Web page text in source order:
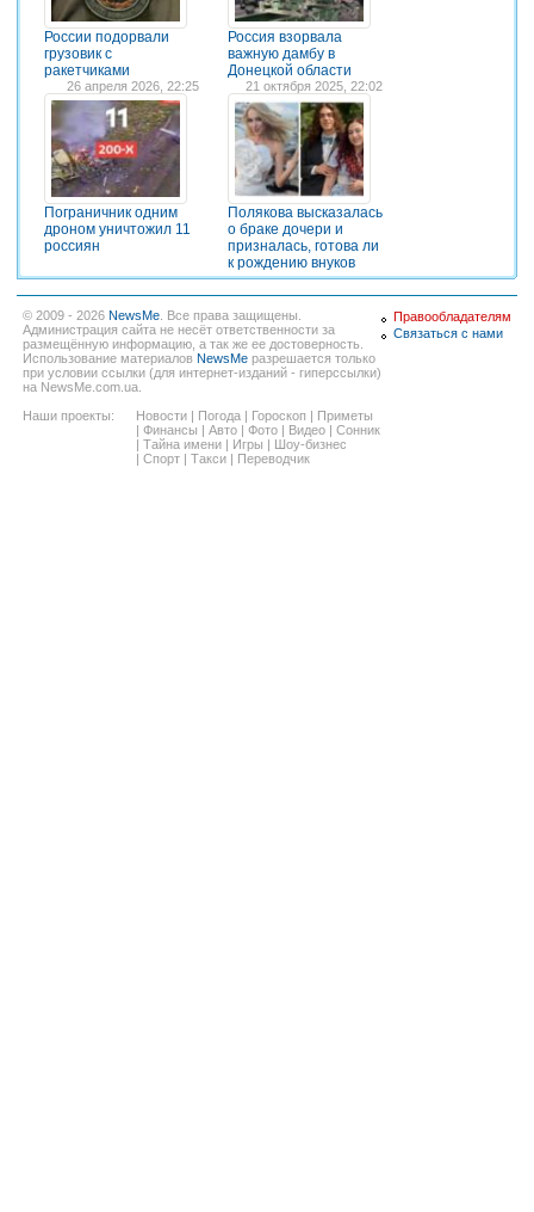
России подорвали
грузовик с
ракетчиками
Россия взорвала
важную дамбу в
Донецкой области
26 апреля 2026, 22:25
Пограничник одним
дроном уничтожил 11
россиян
21 октября 2025, 22:02
Полякова высказалась
о браке дочери и
призналась, готова ли
к рождению внуков
© 2009 - 2026 NewsMe . Все права защищены.
Администрация сайта не несёт ответственности за
размещённую информацию, а так же ее достоверность.
Использование материалов NewsMe разрешается только
при условии ссылки (для интернет-изданий - гиперссылки)
на NewsMe.com.ua.
Наши проекты:
Новости | Погода | Гороскоп | Приметы
| Финансы | Авто | Фото | Видео | Сонник
| Тайна имени | Игры | Шоу-бизнес
| Спорт | Такси | Переводчик
Правообладателям
Связаться с нами